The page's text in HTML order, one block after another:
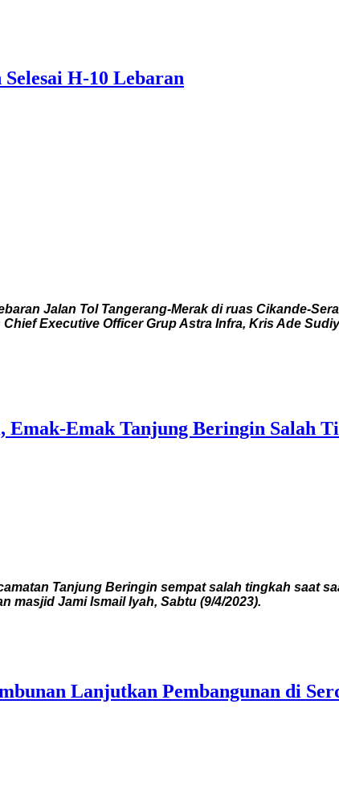
H-10 Lebaran
Jalan Tol Tangerang-Merak di ruas Cikande-
Executive Officer Grup Astra Infra, Kris Ade
Emak-Emak Tanjung Beringin Salah
Tanjung Beringin sempat salah tingkah saat
masjid Jami Ismail Iyah, Sabtu (9/4/2023).
Lanjutkan Pembangunan di